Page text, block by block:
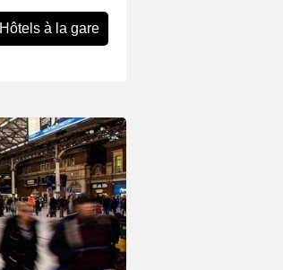
Hôtels à la gare